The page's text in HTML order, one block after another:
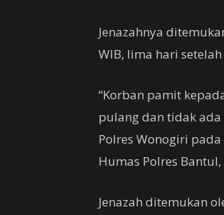
Jenazahnya
WIB, lima hari
“Korban pamit
pulang dan tidak
Polres Wonogiri pada
Humas Polres
Jenazah ditemukan